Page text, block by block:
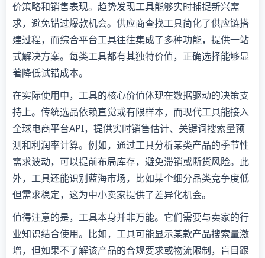
价策略和销售表现。趋势发现工具能够实时捕捉新兴需
求，避免错过爆款机会。供应商查找工具简化了供应链搭
建过程，而综合平台工具往往集成了多种功能，提供一站
式解决方案。每类工具都有其独特价值，正确选择能够显
著降低试错成本。
在实际使用中，工具的核心价值体现在数据驱动的决策支
持上。传统选品依赖直觉或有限样本，而现代工具能接入
全球电商平台API，提供实时销售估计、关键词搜索量预
测和利润率计算。例如，通过工具分析某类产品的季节性
需求波动，可以提前布局库存，避免滞销或断货风险。此
外，工具还能识别蓝海市场，比如某个细分品类竞争度低
但需求稳定，这为中小卖家提供了差异化机会。
值得注意的是，工具本身并非万能。它们需要与卖家的行
业知识结合使用。比如，工具可能显示某款产品搜索量激
增，但如果不了解该产品的合规要求或物流限制，盲目跟